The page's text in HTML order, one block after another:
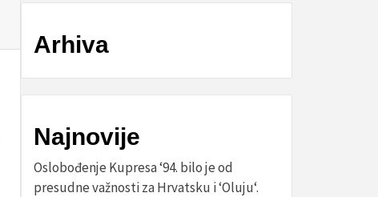
Arhiva
Najnovije
Oslobođenje Kupresa ‘94. bilo je od
presudne važnosti za Hrvatsku i ‘Oluju‘.